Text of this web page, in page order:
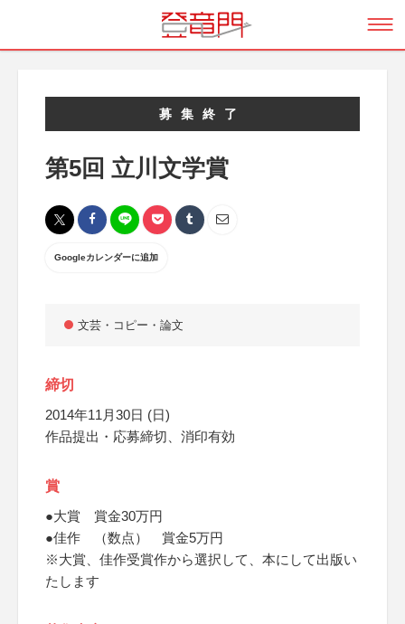
募集終了
第5回 立川文学賞
Googleカレンダーに追加
文芸・コピー・論文
締切
2014年11月30日 (日)
作品提出・応募締切、消印有効
賞
●大賞 賞金30万円
●佳作 （数点） 賞金5万円
※大賞、佳作受賞作から選択して、本にして出版い
たします